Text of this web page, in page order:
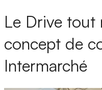
Le Drive tout
concept de
Intermarché